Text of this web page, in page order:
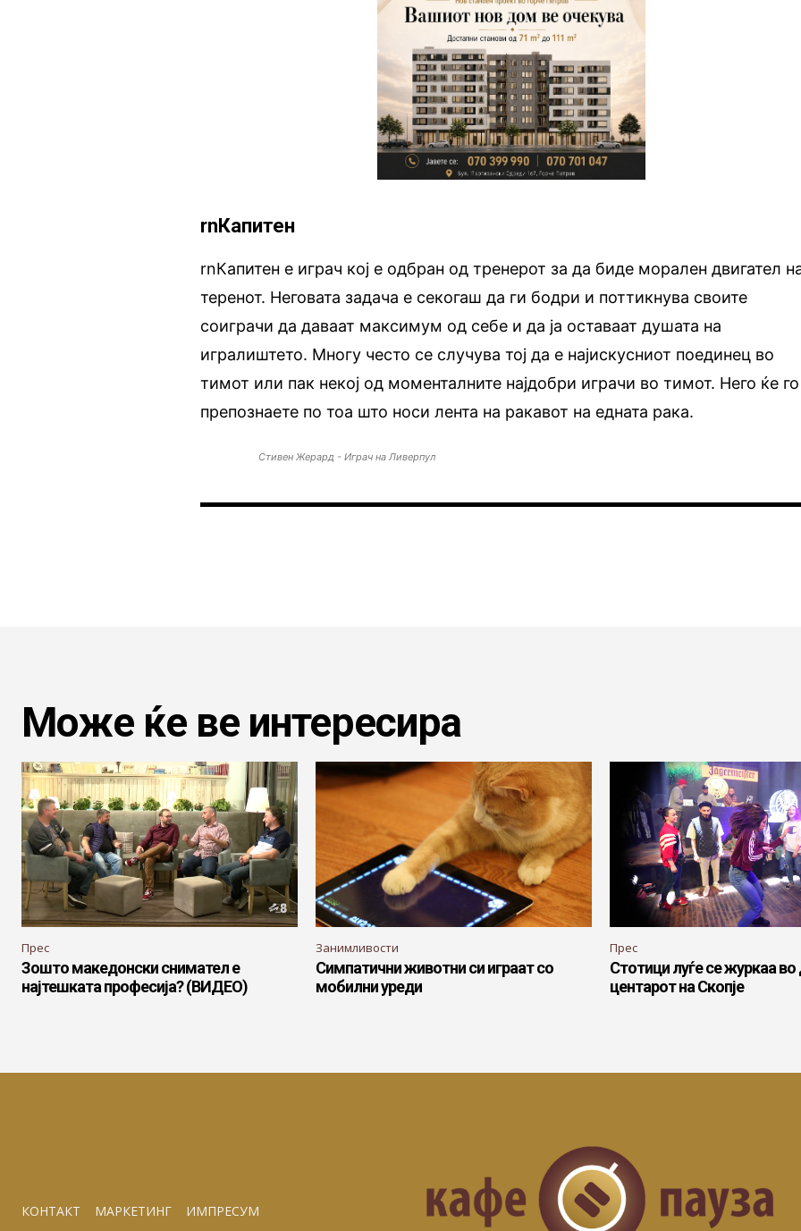
rnКапитен
rnКапитен е играч кој е одбран од тренерот за да биде морален двигател
теренот. Неговата задача е секогаш да ги бодри и поттикнува своите
соиграчи да даваат максимум од себе и да ја оставаат душата на
игралиштето. Многу често се случува тој да е најискусниот поединец во
тимот или пак некој од моменталните најдобри играчи во тимот. Него ќе го
препознаете по тоа што носи лента на ракавот на едната рака.
Стивен Жерард - Играч на Ливерпул
Може ќе ве интересира
Прес
Зошто македонски снимател е
најтешката професија? (ВИДЕО)
Занимливости
Симпатични животни си играат со
мобилни уреди
Прес
Стотици луѓе се журкаа во
центарот на Скопје
КОНТАКТ МАРКЕТИНГ ИМПРЕСУМ